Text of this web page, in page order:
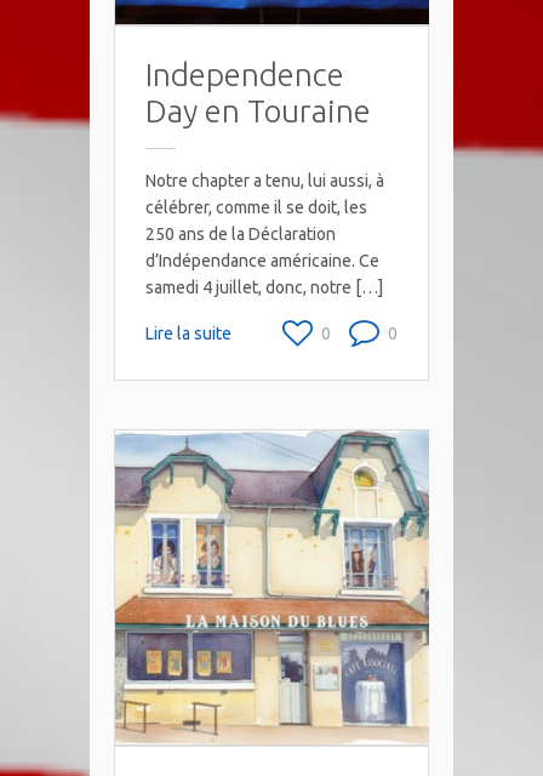
Independence
Day en Touraine
Notre chapter a tenu, lui aussi, à
célébrer, comme il se doit, les
250 ans de la Déclaration
d’Indépendance américaine. Ce
samedi 4 juillet, donc, notre […]
Lire la suite 0
0